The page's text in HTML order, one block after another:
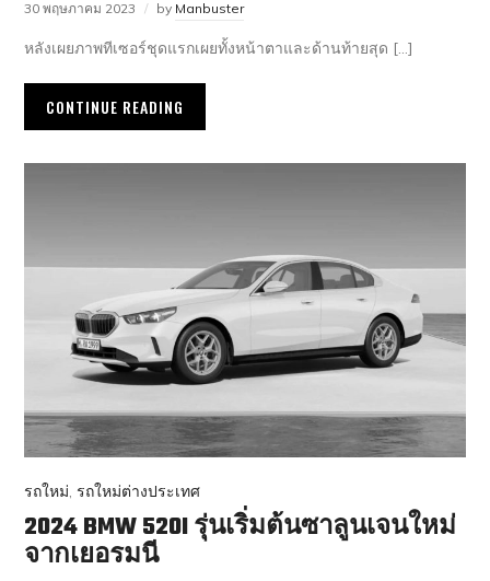
30 พฤษภาคม 2023 by Manbuster
หลังเผยภาพทีเซอร์ชุดแรกเผยทั้งหน้าตาและด้านท้ายสุด […]
CONTINUE READING
รถใหม่,รถใหม่ต่างประเทศ
2024 BMW 520I รุ่นเริ่มต้นซาลูนเจนใหม่
จากเยอรมนี